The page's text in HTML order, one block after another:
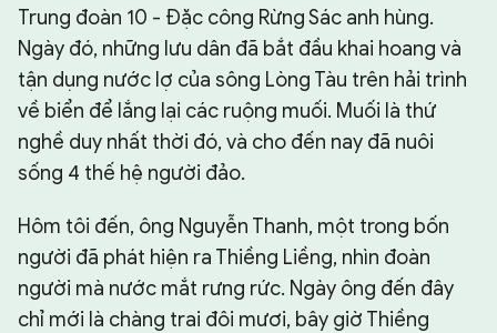
Trung đoàn 10 - Đặc công Rừng Sác anh hùng.
Ngày đó, những lưu dân đã bắt đầu khai hoang và
tận dụng nước lợ của sông Lòng Tàu trên hải trình
về biển để lắng lại các ruộng muối. Muối là thứ
nghề duy nhất thời đó, và cho đến nay đã nuôi
sống 4 thế hệ người đảo.
Hôm tôi đến, ông Nguyễn Thanh, một trong bốn
người đã phát hiện ra Thiềng Liềng, nhìn đoàn
người mà nước mắt rưng rức. Ngày ông đến đây
chỉ mới là chàng trai đôi mươi, bây giờ Thiềng